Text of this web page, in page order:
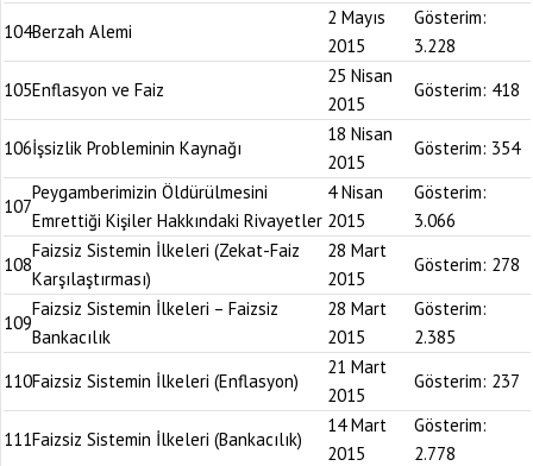
104Berzah Alemi
2 Mayıs
2015
Gösterim:
3.228
105Enflasyon ve Faiz
25 Nisan
2015
Gösterim: 418
106İşsizlik Probleminin Kaynağı
18 Nisan
2015
Gösterim: 354
107
Peygamberimizin Öldürülmesini
Emrettiği Kişiler Hakkındaki Rivayetler
4 Nisan
2015
Gösterim:
3.066
108
Faizsiz Sistemin İlkeleri (Zekat-Faiz
Karşılaştırması)
28 Mart
2015
Gösterim: 278
109
Faizsiz Sistemin İlkeleri – Faizsiz
Bankacılık
28 Mart
2015
Gösterim:
2.385
110Faizsiz Sistemin İlkeleri (Enflasyon)
21 Mart
2015
Gösterim: 237
111Faizsiz Sistemin İlkeleri (Bankacılık)
14 Mart
2015
Gösterim:
2.778